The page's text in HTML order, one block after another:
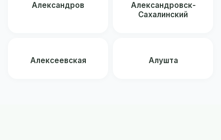
Александров
Александровск-
Сахалинский
Алексеевская Алушта